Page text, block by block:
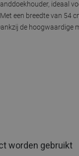
ideaal
een breedte van 54
de hoogwaardige
worden gebruikt